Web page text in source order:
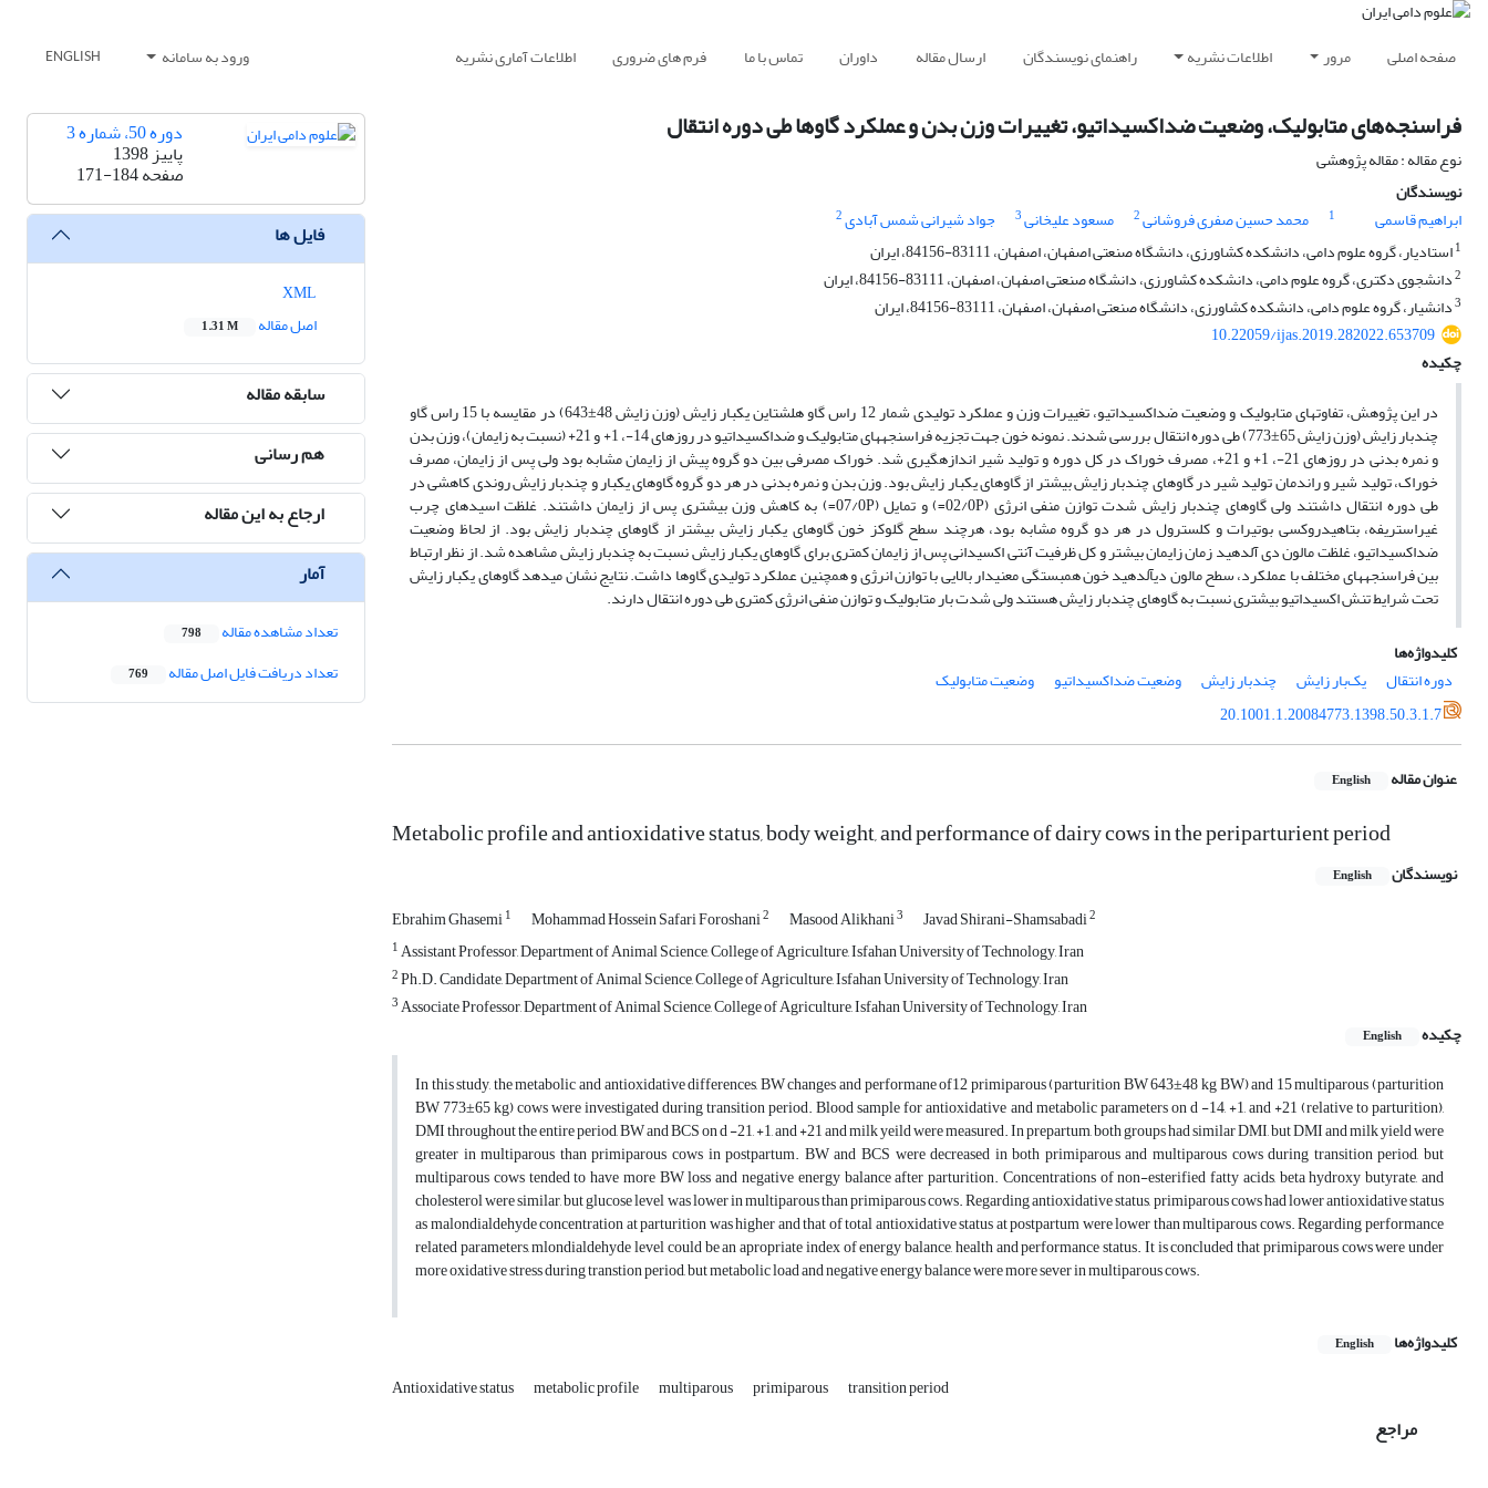
صفحه اصلی مرور اطلاعات نشریه راهنمای نویسندگان ارسال مقاله داوران تماس با ما فرم های ضروری اطلاعات آماری نشریه ورود به سامانه ENGLISH
فراسنجه‌های متابولیک، وضعیت ضداکسیداتیو، تغییرات وزن بدن و عملکرد گاوها طی دوره انتقال
نوع مقاله : مقاله پژوهشی
نویسندگان
ابراهیم قاسمی
1 محمد حسین صفری فروشانی2 مسعود علیخانی3 جواد شیرانی شمس آبادی2
1استادیار، گروه علوم دامی، دانشکده کشاورزی، دانشگاه صنعتی اصفهان، اصفهان، 83111-84156، ایران
2دانشجوی دکتری، گروه علوم دامی، دانشکده کشاورزی، دانشگاه صنعتی اصفهان، اصفهان، 83111-84156، ایران
3دانشیار، گروه علوم دامی، دانشکده کشاورزی، دانشگاه صنعتی اصفهان، اصفهان، 83111-84156، ایران
10.22059/ijas.2019.282022.653709
چکیده
در این پژوهش، تفاوت­های متابولیک و وضعیت ضد­اکسیداتیو، تغییرات وزن و عملکرد تولیدی شمار 12 راس ﮔﺎو هلشتاین یک­بار زایش (وزن زایش 48±643) در مقایسه با 15 راس گاو
چندبار زایش (وزن زایش 65±773) طی دوره انتقال بررسی شدند. نمونه خون جهت تجزیه فراسنجه­های متابولیک و ضد­اکسیداتیو در روزهای 14-، 1+ و 21+ (نسبت به زایمان)، وزن بدن
و نمره بدنی در روزهای 21-، 1+ و 21+، مصرف خوراک در کل دوره و تولید شیر اندازه­گیری شد. خوراک مصرفی بین دو گروه پیش از زایمان مشابه بود ولی پس از زایمان، مصرف
خوراک، تولید شیر و راندمان تولید شیر در گاوهای چندبار زایش بیشتر از گاوهای یک­بار زایش بود. وزن بدن و نمره بدنی در هر دو گروه گاوهای یک­بار و چندبار زایش روندی کاهشی در
طی دوره انتقال داشتند ولی گاوهای چندبار زایش شدت توازن منفی انرژی (02/0P=) و تمایل (07/0P=) به کاهش وزن بیشتری پس از زایمان داشتند. غلظت اسیدهای چرب
غیراستریفه، بتاهیدروکسی بوتیرات و کلسترول در هر دو گروه مشابه بود، هرچند سطح گلوکز خون گاوهای یک­بار زایش بیشتر از گاوهای چندبار زایش بود. از لحاظ وضعیت
ضداکسیداتیو، غلظت مالون دی آلدهید زمان زایمان بیشتر و کل ظرفیت آنتی اکسیدانی پس از زایمان کمتری برای گاوهای یک­بار زایش نسبت به چندبار زایش مشاهده شد. از نظر ارتباط
بین فراسنجه­های مختلف با عملکرد، سطح مالون دی­آلدهید خون همبستگی معنی­دار بالایی با توازن انرژی و همچنین عملکرد تولیدی گاوها داشت. نتایج نشان می­دهد گاوهای یک­بار زایش
تحت شرایط تنش اکسیداتیو بیشتری نسبت به گاوهای چندبار زایش هستند ولی شدت بار متابولیک و توازن منفی انرژی کمتری طی دوره انتقال دارند.
کلیدواژه‌ها
دوره انتقال
یک‌بار زایش چندبار زایش وضعیت ضداکسیداتیو
وضعیت متابولیک
20.1001.1.20084773.1398.50.3.1.7
عنوان مقاله English
Metabolic profile and antioxidative status, body weight, and performance of dairy cows in the periparturient period
نویسندگان English
Ebrahim Ghasemi1 Mohammad Hossein Safari Foroshani2 Masood Alikhani3 Javad Shirani-Shamsabadi2
1Assistant Professor, Department of Animal Science, College of Agriculture, Isfahan University of Technology, Iran
2Ph.D. Candidate, Department of Animal Science, College of Agriculture, Isfahan University of Technology, Iran
3Associate Professor, Department of Animal Science, College of Agriculture, Isfahan University of Technology, Iran
چکیده
English
In this study, the metabolic and antioxidative differences, BW changes and performane of12 primiparous (parturition BW 643±48 kg BW) and 15 multiparous (parturition
BW 773±65 kg) cows were investigated during transition period. Blood sample for antioxidative and metabolic parameters on d -14, +1, and +21 (relative to parturition),
DMI throughout the entire period, BW and BCS on d -21, +1, and +21 and milk yeild were measured. In prepartum, both groups had similar DMI, but DMI and milk yield were
greater in multiparous than primiparous cows in postpartum. BW and BCS were decreased in both primiparous and multiparous cows during transition period, but
multiparous cows tended to have more BW loss and negative energy balance after parturition. Concentrations of non-esterified fatty acids, beta hydroxy butyrate, and
cholesterol were similar, but glucose level was lower in multiparous than primiparous cows. Regarding antioxidative status, primiparous cows had lower antioxidative status
as malondialdehyde concentration at parturition was higher and that of total antioxidative status at postpartum were lower than multiparous cows. Regarding performance
related parameters, mlondialdehyde level could be an apropriate index of energy balance, health and performance status. It is concluded that primiparous cows were under
more oxidative stress during transtion period, but metabolic load and negative energy balance were more sever in multiparous cows.
کلیدواژه‌ها English
Antioxidative status metabolic profile multiparous primiparous transition period
مراجع
دوره 50، شماره 3
پاییز 1398
صفحه171-184
فایل ها
اصل مقاله
1.31 M
سابقه مقاله
هم رسانی
ارجاع به این مقاله
آمار
تعداد مشاهده مقاله 798
تعداد دریافت فایل اصل مقاله 769